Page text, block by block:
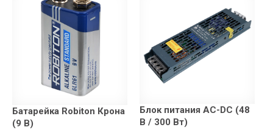
Батарейка Robiton Крона
(9 В)
Блок питания AC-DC (48
В / 300 Вт)